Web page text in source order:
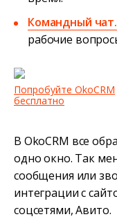
Командный чат.
рабочие
Попробуйте OkoCRM
бесплатно
В OkoCRM все
одно окно. Так
сообщения или
интеграции с
соцсетями, Авито.